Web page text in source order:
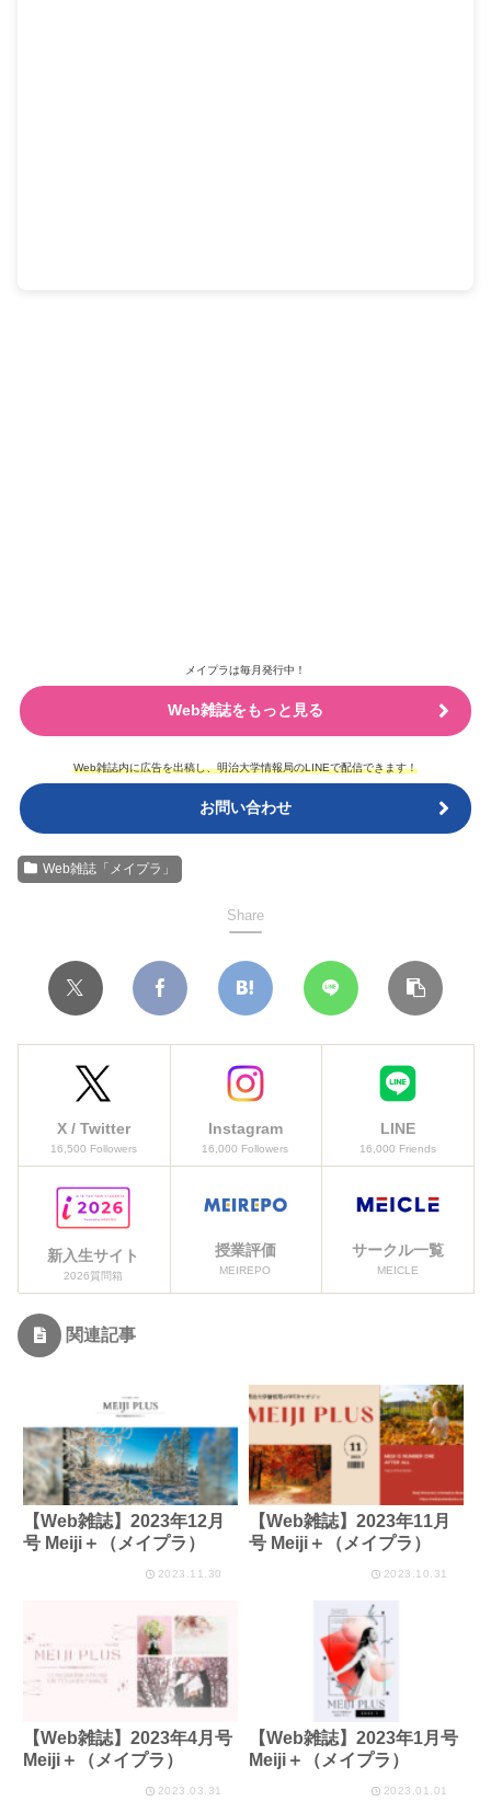
メイプラは毎月発行中！
Web雑誌をもっと見る
Web雑誌内に広告を出稿し、明治大学情報局のLINEで配信できます！
お問い合わせ
Web雑誌「メイプラ」
Share
X / Twitter
16,500 Followers
Instagram
16,000 Followers
LINE
16,000 Friends
新入生サイト
2026質問箱
授業評価
MEIREPO
サークル一覧
MEICLE
関連記事
【Web雑誌】2023年12月
号 Meiji＋（メイプラ）
2023.11.30
【Web雑誌】2023年11月
号 Meiji＋（メイプラ）
2023.10.31
【Web雑誌】2023年4月号
Meiji＋（メイプラ）
2023.03.31
【Web雑誌】2023年1月号
Meiji＋（メイプラ）
2023.01.01